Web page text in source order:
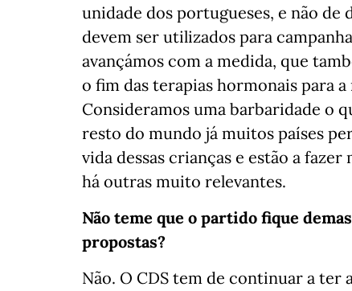
unidade dos portugueses, e não
devem ser utilizados para
avançámos com a medida, que
o fim das terapias hormonais para
Consideramos uma barbaridade o
resto do mundo já muitos países
vida dessas crianças e estão a
há outras muito relevantes.
Não teme que o partido fique
propostas?
Não. O CDS tem de continuar a ter